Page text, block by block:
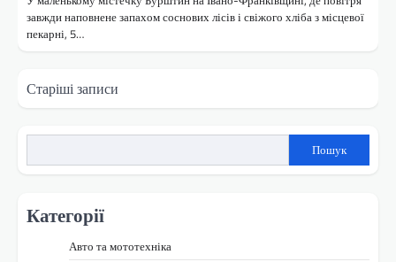
завжди наповнене запахом соснових лісів і свіжого хліба з місцевої
пекарні, 5…
Навігація
за
записами
Старіші записи
Пошук
Категорії
Авто та мототехніка